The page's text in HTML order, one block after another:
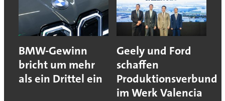
BMW-Gewinn
bricht um mehr
als ein Drittel ein
Geely und Ford
schaffen
Produktionsverbund
im Werk Valencia